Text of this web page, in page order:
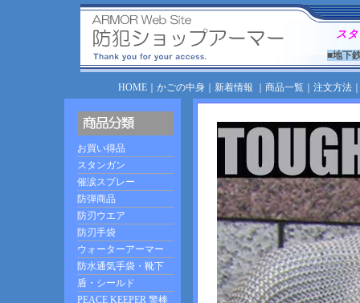
ス
■地下
HOME｜ かごの中身｜ 新着情報 商品一覧｜ 注文方法